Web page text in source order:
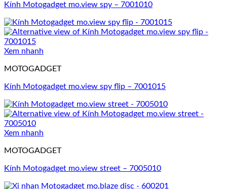
Kính Motogadget mo.view spy – 7001010
Xem nhanh
MOTOGADGET
Kính Motogadget mo.view spy flip – 7001015
Xem nhanh
MOTOGADGET
Kính Motogadget mo.view street – 7005010